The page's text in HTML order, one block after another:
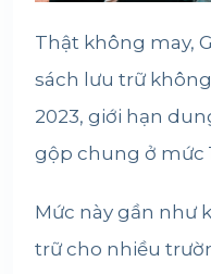
Thật không may,
sách lưu trữ
2023, giới hạn
gộp chung ở mức
Mức này gần như
trữ cho nhiều